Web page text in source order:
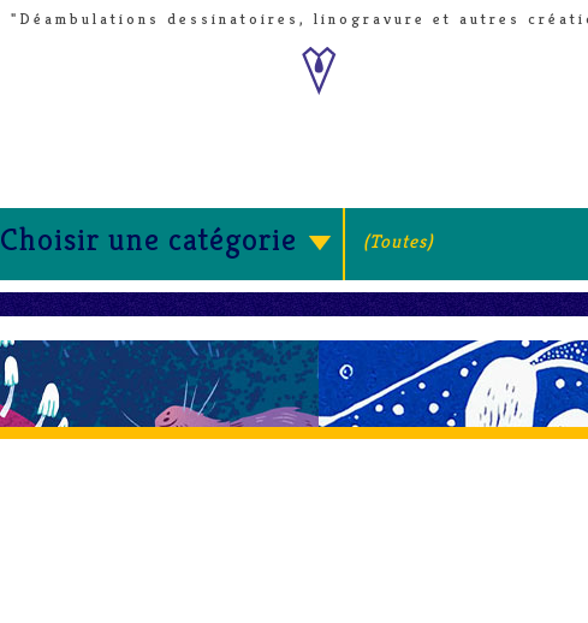
"Déambulations dessinatoires, linogravure et autres
Choisir une catégorie (Toutes)